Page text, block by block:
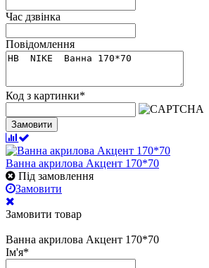
Час дзвінка
Повідомлення
Код з картинки*
Замовити
Ванна акрилова Акцент 170*70
Під замовлення
Замовити
Замовити товар
Ванна акрилова Акцент 170*70
Ім'я*